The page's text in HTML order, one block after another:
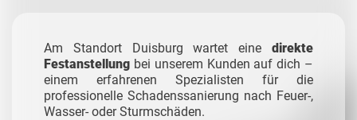
Am Standort Duisburg wartet eine direkte
Festanstellung bei unserem Kunden auf dich –
einem erfahrenen Spezialisten für die
professionelle Schadenssanierung nach Feuer-,
Wasser- oder Sturmschäden.